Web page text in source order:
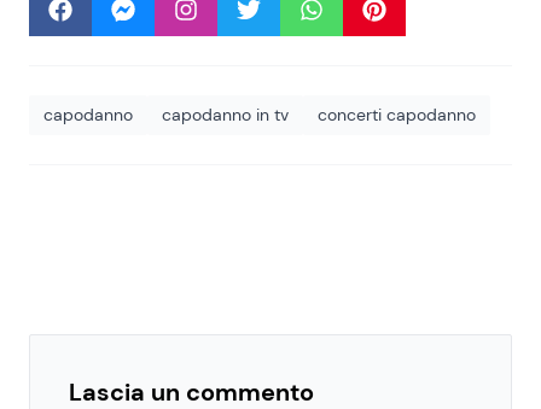
capodanno capodanno in tv concerti capodanno
Lascia un commento